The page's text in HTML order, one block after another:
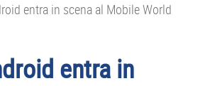
entra in scena al Mobile World
entra in